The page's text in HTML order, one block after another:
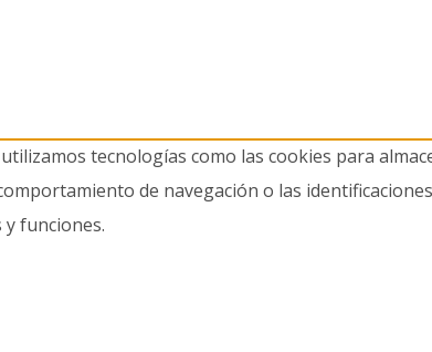
tecnologías como las cookies para
de navegación o las
funciones.